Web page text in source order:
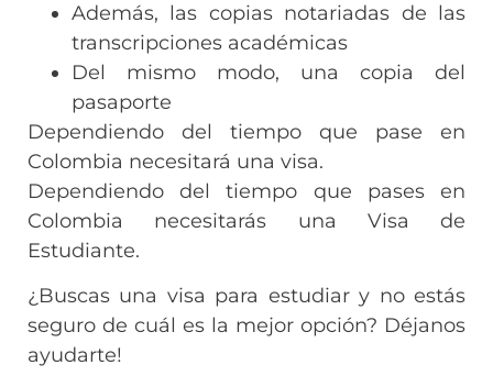
Además, las copias notariadas de las
transcripciones académicas
Del mismo modo, una copia del
pasaporte
Dependiendo del tiempo que pase en
Colombia necesitará una visa.
Dependiendo del tiempo que pases en
Colombia necesitarás una Visa de
Estudiante.
¿Buscas una visa para estudiar y no estás
seguro de cuál es la mejor opción? Déjanos
ayudarte!